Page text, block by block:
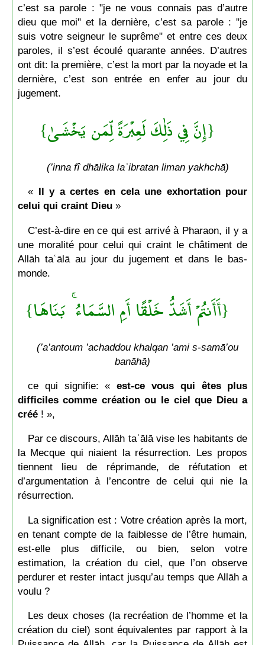
c’est sa parole : "je ne vous connais pas d’autre
dieu que moi" et la dernière, c’est sa parole : "je
suis votre seigneur le suprême" et entre ces deux
paroles, il s’est écoulé quarante années. D’autres
ont dit: la première, c’est la mort par la noyade et la
dernière, c’est son entrée en enfer au jour du
jugement.
{إِنَّ فِي ذَٰلِكَ لَعِبْرَةً لِّمَن يَخْشَىٰ}
(’inna fî dhālika laʿibratan liman yakhchā)
« Il y a certes en cela une exhortation pour
celui qui craint Dieu»
C’est-à-dire en ce qui est arrivé à Pharaon, il y a
une moralité pour celui qui craint le châtiment de
Allāh taʿālā au jour du jugement et dans le bas-
monde.
{أَأَنتُمْ أَشَدُّ خَلْقًا أَمِ السَّمَاءُ ۚ بَنَاهَا}
(’a’antoum ’achaddou khalqan ’ami s-samā’ou
banāhā)
ce qui signifie: «est-ce vous qui êtes plus
difficiles comme création ou le ciel que Dieu a
créé! »,
Par ce discours, Allāh taʿālā vise les habitants de
la Mecque qui niaient la résurrection. Les propos
tiennent lieu de réprimande, de réfutation et
d’argumentation à l’encontre de celui qui nie la
résurrection.
La signification est : Votre création après la mort,
en tenant compte de la faiblesse de l’être humain,
est-elle plus difficile, ou bien, selon votre
estimation, la création du ciel, que l’on observe
perdurer et rester intact jusqu’au temps que Allāh a
voulu ?
Les deux choses (la recréation de l’homme et la
création du ciel) sont équivalentes par rapport à la